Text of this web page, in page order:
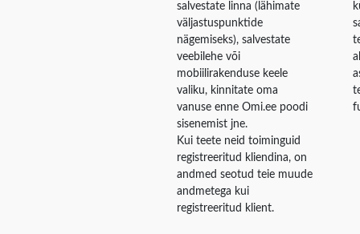
salvestate linna (lähimate
väljastuspunktide
nägemiseks), salvestate
veebilehe või
mobiilirakenduse keele
valiku, kinnitate oma
vanuse enne Omi.ee poodi
sisenemist jne.
Kui teete neid toiminguid
registreeritud kliendina, on
andmed seotud teie muude
andmetega kui
registreeritud klient.